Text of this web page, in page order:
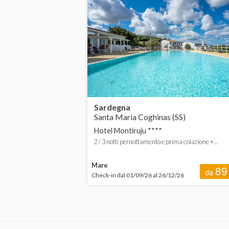
Campania
Emilia-Romagna
Friuli-Venezia Giulia
Lazio
Liguria
Lombardia
Marche
Sardegna
Santa Maria Coghinas (SS)
Hotel Montiruju ****
2 / 3 notti pernottamento e prima colazione +...
Mare
Check-in dal 01/09/26 al 26/12/26 da